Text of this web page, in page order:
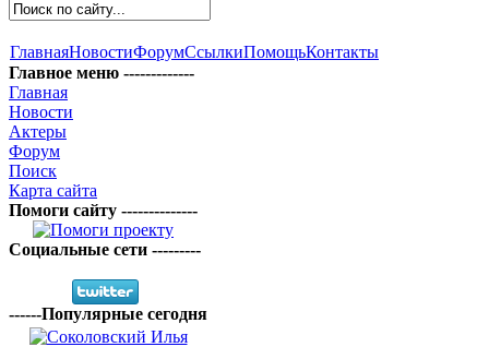
ГлавнаяНовостиФорумСсылкиПомощьКонтакты
Главное меню -------------
Главная
Новости
Актеры
Форум
Поиск
Карта сайта
Помоги сайту --------------
Социальные сети ---------
------Популярные сегодня